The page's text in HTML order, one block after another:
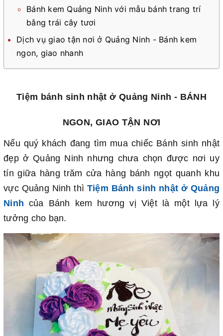
Bánh kem Quảng Ninh với mẫu bánh trang trí
bằng trái cây tươi
Dịch vụ giao tận nơi ở Quảng Ninh - Bánh kem
ngon, giao nhanh
Tiệm bánh sinh nhật ở Quảng Ninh - BÁNH
NGON, GIAO TẬN NƠI
Nếu quý khách đang tìm mua chiếc Bánh sinh nhật
đẹp ở Quảng Ninh nhưng chưa chọn được nơi uy
tín giữa hàng trăm cửa hàng bánh ngọt quanh khu
vực Quảng Ninh thì Tiệm Bánh sinh nhật ở Quảng
Ninh của Bánh kem hương vị Việt là một lựa lý
tưởng cho bạn.